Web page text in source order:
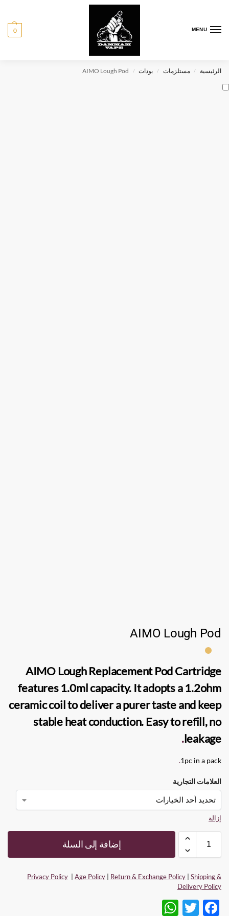
MENU
0
الرئيسية / مستلزمات / بودات /
AIMO Lough Pod
AIMO Lough Pod
AIMO Lough Replacement Pod Cartridge
features 1.0ml capacity. It adopts a 1.2ohm
ceramiccoilto deliver a purer taste and keep
stable heat conduction. Easy to refill, no
leakage
.
1pc in a pack
.
العلامات التجارية
إزالة
إضافة إلى السلة
Privacy Policy Age Policy Return & Exchange Policy
Shipping &
Delivery Policy
F
T